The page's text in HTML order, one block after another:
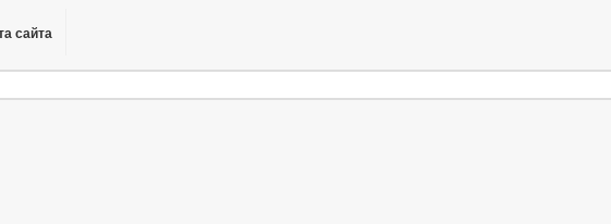
сайта